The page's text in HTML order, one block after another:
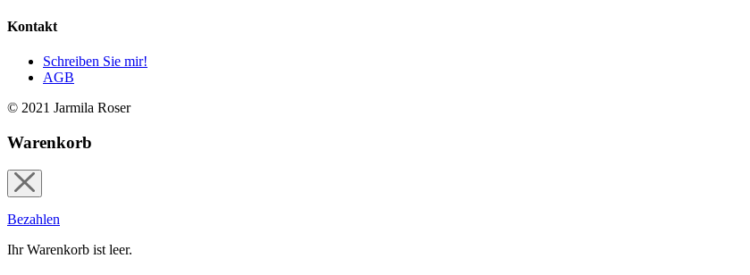
Kontakt
Schreiben Sie mir!
AGB
© 2021 Jarmila Roser
Warenkorb
Bezahlen
Ihr Warenkorb ist leer.